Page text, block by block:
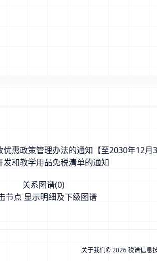
惠政策管理办法的通知【至2030年12月
和教学用品免税清单的通知
关系图谱(0)
节点 显示明细及下级图谱
关于我们© 2026 税谱信息